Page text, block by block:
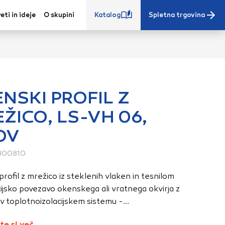
in ideje O skupini Katalog Spletna trgovina
PROFIL Z
LS-VH 06,
z mrežico iz steklenih vlaken in tesnilom
povezavo okenskega ali vratnega okvirja z
toplotnoizolacijskem sistemu -...
iz vašega
vaše nastavitve,
Te
bolj
Klikajte
Blokiranje
Več